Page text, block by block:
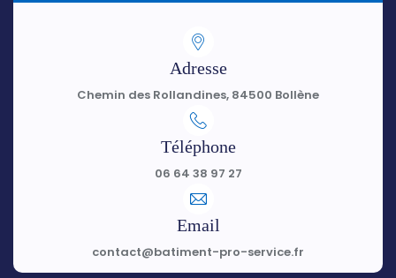
Adresse
Chemin des Rollandines, 84500 Bollène
Téléphone
06 64 38 97 27
Email
contact@batiment-pro-service.fr